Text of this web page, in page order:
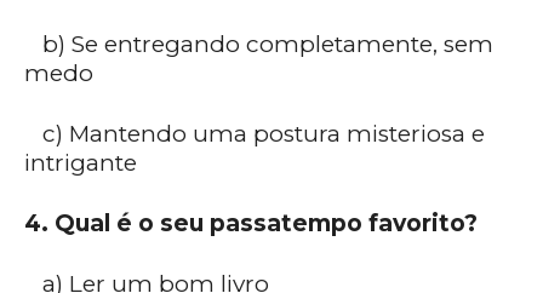
b) Se entregando completamente, sem
medo
c) Mantendo uma postura misteriosa e
intrigante
4. Qual é o seu passatempo favorito?
a) Ler um bom livro